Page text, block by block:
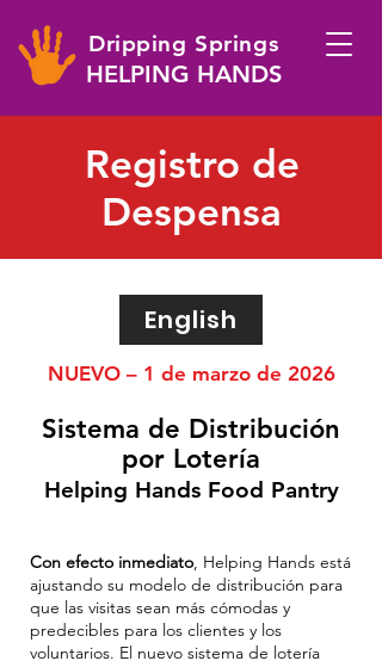
Dripping Springs
HELPING HANDS
Registro de
Despensa
English
NUEVO – 1 de marzo de 2026
Sistema de Distribución
por Lotería
Helping Hands Food Pantry
Con efecto inmediato, Helping Hands está
ajustando su modelo de distribución para
que las visitas sean más cómodas y
predecibles para los clientes y los
voluntarios. El nuevo sistema de lotería